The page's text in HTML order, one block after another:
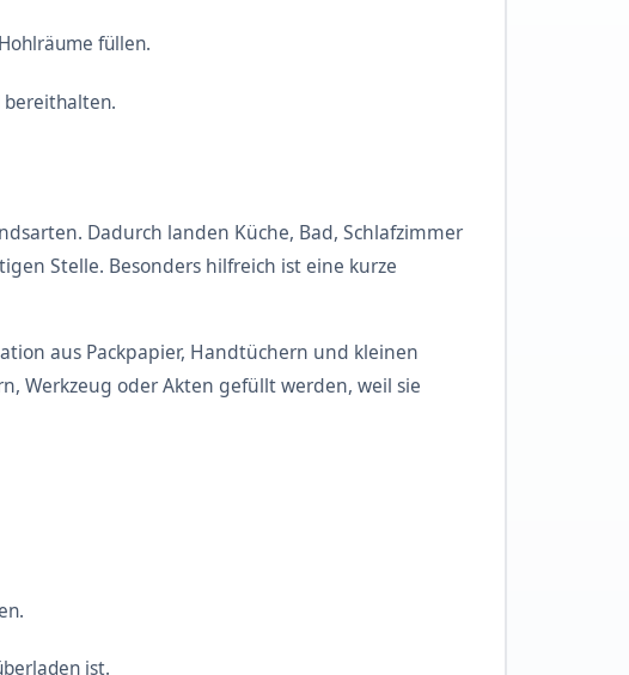
füllen.
bereithalten.
Dadurch landen Küche, Bad, Schlafzimmer
Stelle. Besonders hilfreich ist eine kurze
aus Packpapier, Handtüchern und kleinen
Werkzeug oder Akten gefüllt werden, weil sie
ist.